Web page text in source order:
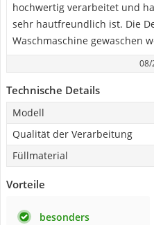
hochwertig verarbeitet und
sehr hautfreundlich ist. Die
Waschmaschine gewaschen
08/
Technische Details
Modell
Qualität der Verarbeitung
Füllmaterial
Vorteile
besonders